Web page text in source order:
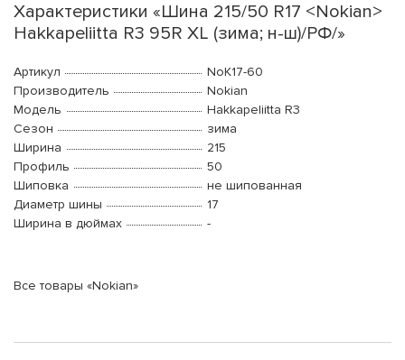
Характеристики «Шина 215/50 R17 <Nokian>
Hakkapeliitta R3 95R XL (зима; н-ш)/РФ/»
Артикул
NoK17-60
Производитель
Nokian
Модель
Hakkapeliitta R3
Сезон
зима
Ширина
215
Профиль
50
Шиповка
не шипованная
Диаметр шины
17
Ширина в дюймах
-
Все товары «Nokian»